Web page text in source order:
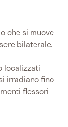
che si muove
bilaterale.
localizzati
irradiano fino
flessori